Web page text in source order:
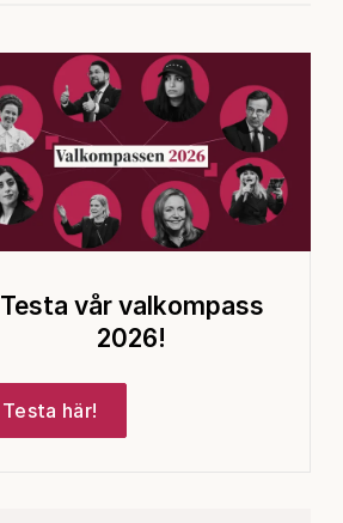
Testa vår valkompass
2026!
Testa här!